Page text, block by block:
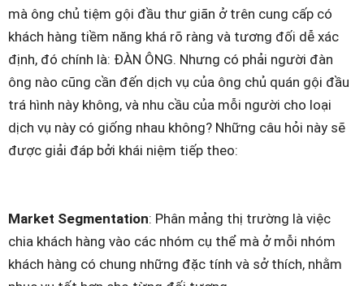
mà ông chủ tiệm gội đầu thư giãn ở trên cung cấp có
khách hàng tiềm năng khá rõ ràng và tương đối dễ xác
định, đó chính là: ĐÀN ÔNG. Nhưng có phải người đàn
ông nào cũng cần đến dịch vụ của ông chủ quán gội đầu
trá hình này không, và nhu cầu của mỗi người cho loại
dịch vụ này có giống nhau không? Những câu hỏi này sẽ
được giải đáp bởi khái niệm tiếp theo:
Market Segmentation: Phân mảng thị trường là việc
chia khách hàng vào các nhóm cụ thể mà ở mỗi nhóm
khách hàng có chung những đặc tính và sở thích, nhằm